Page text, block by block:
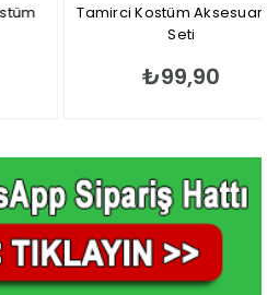
Tamirci Kostüm Aksesuarları
₺99,90